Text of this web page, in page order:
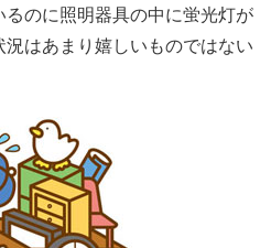
のに照明器具の中に蛍光灯が
はあまり嬉しいものではない